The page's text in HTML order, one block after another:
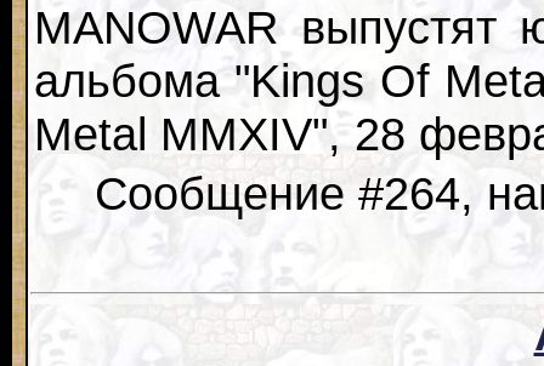
MANOWAR выпустят
альбома "Kings Of
Metal MMXIV", 28
Сообщение #264,